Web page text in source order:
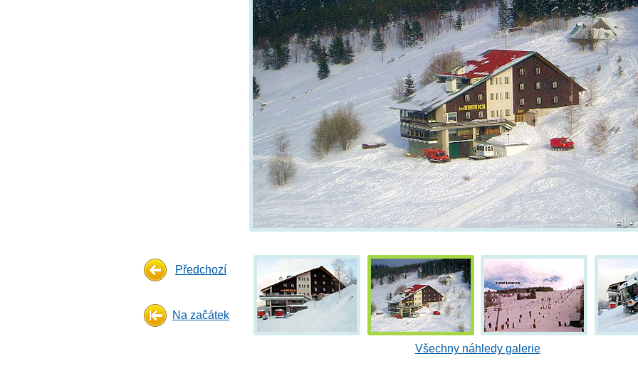
Předchozí
Na začátek
Všechny náhledy galerie